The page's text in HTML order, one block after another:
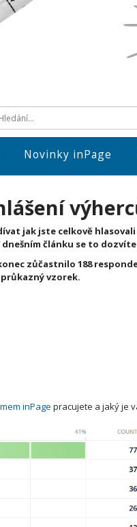
Novinky inPage
jak jste celkově hlasovali
dnešním článku se to
zůčastnilo 188
vzorek.
inPage pracujete a jaký je